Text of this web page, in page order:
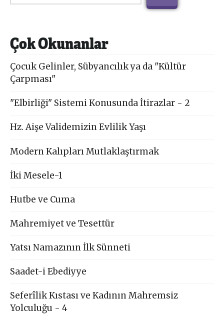
Çok Okunanlar
Çocuk Gelinler, Sübyancılık ya da "Kültür
Çarpması"
"Elbirliği" Sistemi Konusunda İtirazlar - 2
Hz. Aişe Validemizin Evlilik Yaşı
Modern Kalıpları Mutlaklaştırmak
İki Mesele-1
Hutbe ve Cuma
Mahremiyet ve Tesettür
Yatsı Namazının İlk Sünneti
Saadet-i Ebediyye
Seferîlik Kıstası ve Kadının Mahremsiz
Yolculuğu - 4